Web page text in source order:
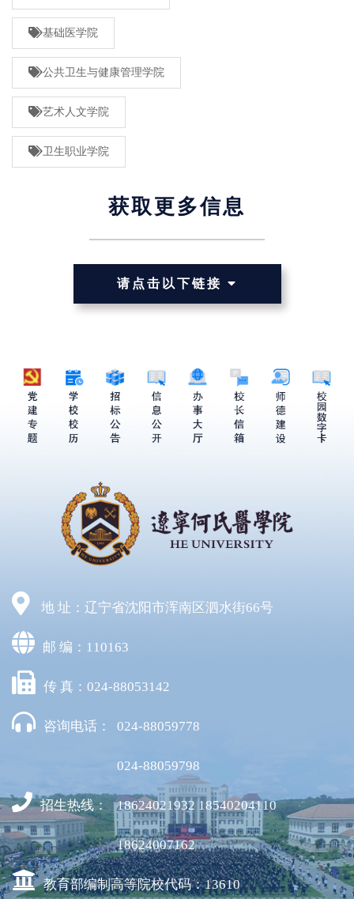
基础医学院
公共卫生与健康管理学院
艺术人文学院
卫生职业学院
获取更多信息
请点击以下链接
地 址：辽宁省沈阳市浑南区泗水街66号
邮 编：110163
传 真：024-88053142
咨询电话： 024-88059778
024-88059798
招生热线： 18624021932 18540204110
18624007162
教育部编制高等院校代码：13610